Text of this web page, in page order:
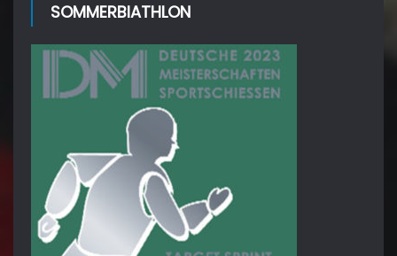
SOMMERBIATHLON